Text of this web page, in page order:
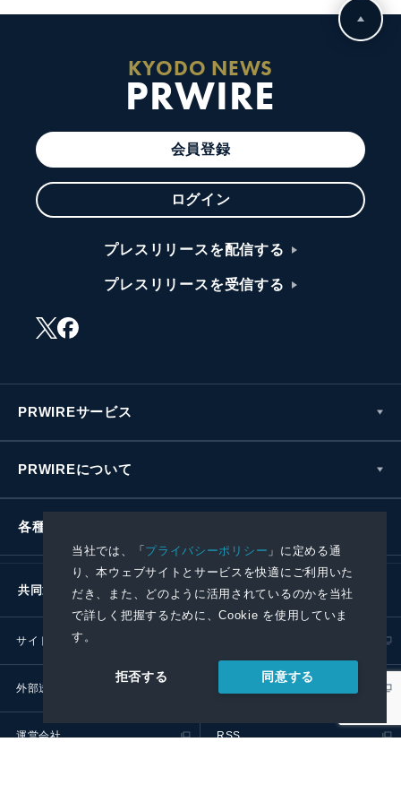
当社では、「プライバシーポリシー 」に定める通
り、本ウェブサイトとサービスを快適にご利用いた
だき、また、どのように活用されているのかを当社
で詳しく把握するために、Cookie を使用していま
す。
拒否する 同意する
KYODO NEWS
PRWIRE
会員登録
ログイン
プレスリリースを配信する
プレスリリースを受信する
PRWIREサービス
PRWIREについて
各種お問い合わせ
共同通信社グループ
サイトポリシー
外部送信ポリシー
運営会社 RSS